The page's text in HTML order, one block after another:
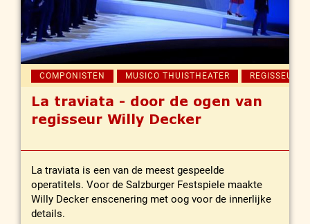
COMPONISTEN MUSICO THUISTHEATER REGISSEURS
La traviata - door de ogen van
regisseur Willy Decker
La traviata is een van de meest gespeelde
operatitels. Voor de Salzburger Festspiele maakte
Willy Decker enscenering met oog voor de innerlijke
details.